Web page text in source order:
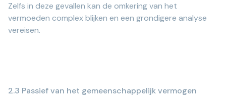
Zelfs in deze gevallen kan de omkering van het
vermoeden complex blijken en een grondigere analyse
vereisen.
2.3 Passief van het gemeenschappelijk vermogen